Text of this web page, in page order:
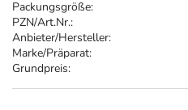
Packungsgröße:
PZN/Art.Nr.:
Anbieter/Hersteller:
Marke/Präparat:
Grundpreis: